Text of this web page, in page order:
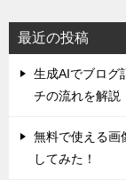
最近の投稿
生成AIでブログ
チの流れを解説
無料で使える画
してみた！